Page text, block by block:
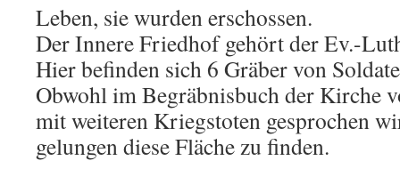
Leben, sie wurden erschossen.
Der Innere Friedhof gehört der Ev.-
Hier befinden sich 6 Gräber von
Obwohl im Begräbnisbuch der Kirche
mit weiteren Kriegstoten gesprochen
gelungen diese Fläche zu finden.